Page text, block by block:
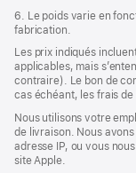
6. Le poids varie en
fabrication.
Les prix indiqués
applicables, mais
contraire). Le bon de
cas échéant, les frais
Nous utilisons votre
de livraison. Nous
adresse IP, ou vous
site Apple.